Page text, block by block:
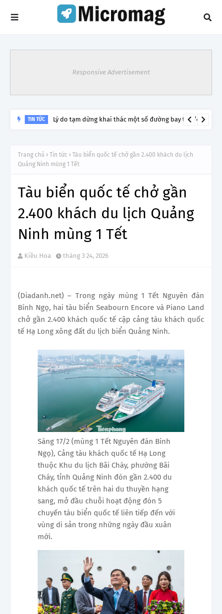
Responsive Advertisement
TIN TỨC Lý do tạm dừng khai thác một số đường bay từ 1/4
Trang chủ Tin tức
Tàu biển quốc tế chở gần 2.400 khách du lịch
Quảng Ninh mùng 1 Tết
Tàu biển quốc tế chở gần
2.400 khách du lịch Quảng
Ninh mùng 1 Tết
Kiều Hoa tháng 3 24, 2026
(Diadanh.net) – Trong ngày mùng 1 Tết Nguyên đán
Bính Ngọ, hai tàu biển Seabourn Encore và Piano Land
chở gần 2.400 khách quốc tế cập cảng tàu khách quốc
tế Hạ Long xông đất du lịch biển Quảng Ninh.
Sáng 17/2 (mùng 1 Tết Nguyên đán Bính
Ngọ), Cảng tàu khách quốc tế Hạ Long
thuộc Khu du lịch Bãi Cháy, phường Bãi
Cháy, tỉnh Quảng Ninh đón gần 2.400 du
khách quốc tế trên hai du thuyền hạng
sang, mở đầu chuỗi hoạt động đón 5
chuyến tàu biển quốc tế liên tiếp đến với
vùng di sản trong những ngày đầu xuân
mới.